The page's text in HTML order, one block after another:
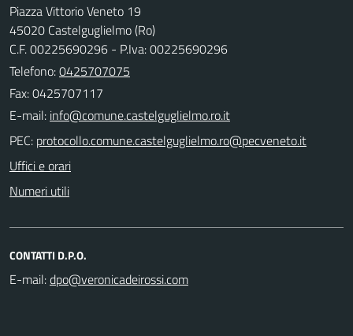
Piazza Vittorio Veneto 19
45020 Castelguglielmo (Ro)
C.F. 00225690296 - P.Iva: 00225690296
Telefono:0425707075
Fax: 0425707117
E-mail:
PEC:
Uffici e orari
Numeri utili
CONTATTI D.P.O.
E-mail: